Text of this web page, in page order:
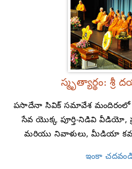
స్మృత్యార్థం:
పసాదేనా సివిక్ సమావేశ మందిరంలో
సేవ యొక్క పూర్తి-నిడివి వీడియో,
మరియు నివాళులు, మీడియా
ఇంకా